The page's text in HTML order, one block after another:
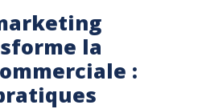
la
: